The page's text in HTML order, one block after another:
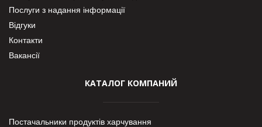
Послуги з надання інформації
Відгуки
Контакти
Вакансії
КАТАЛОГ КОМПАНИЙ
Постачальники продуктів харчування